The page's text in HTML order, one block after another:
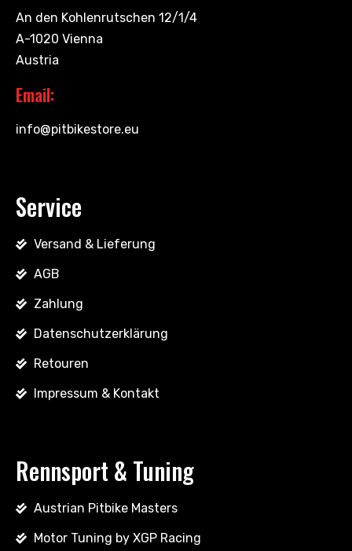
An den Kohlenrutschen 12/1/4
A-1020 Vienna
Austria
Email:
info@pitbikestore.eu
Service
Versand & Lieferung
AGB
Zahlung
Datenschutzerklärung
Retouren
Impressum & Kontakt
Rennsport & Tuning
Austrian Pitbike Masters
Motor Tuning by XGP Racing